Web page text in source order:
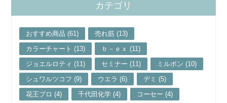
カテゴリ
おすすめ商品 (61)
売れ筋 (13)
カラーチャート (13)
ｂ－ｅｘ (11)
ジョエルロティ (11)
セミナー (11)
ミルボン (10)
シュワルツコフ (9)
ウエラ (6)
デミ (5)
花王プロ (4)
千代田化学 (4)
コーセー (4)